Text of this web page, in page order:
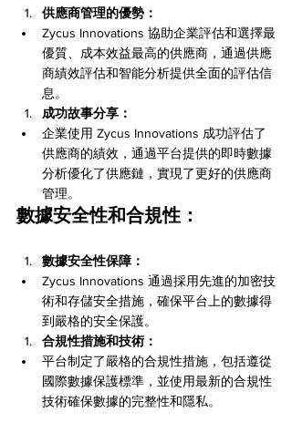
供應商管理的優勢：
Zycus Innovations 協助企業評估和選擇最
優質、成本效益最高的供應商，通過供應
商績效評估和智能分析提供全面的評估信
息。
成功故事分享：
企業使用 Zycus Innovations 成功評估了
供應商的績效，通過平台提供的即時數據
分析優化了供應鏈，實現了更好的供應商
管理。
數據安全性和合規性：
數據安全性保障：
Zycus Innovations 通過採用先進的加密技
術和存儲安全措施，確保平台上的數據得
到嚴格的安全保護。
合規性措施和技術：
平台制定了嚴格的合規性措施，包括遵從
國際數據保護標準，並使用最新的合規性
技術確保數據的完整性和隱私。